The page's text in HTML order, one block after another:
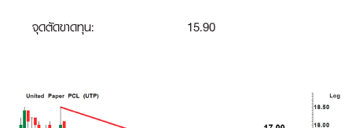
จุดตัดขาดทุน: 15.90